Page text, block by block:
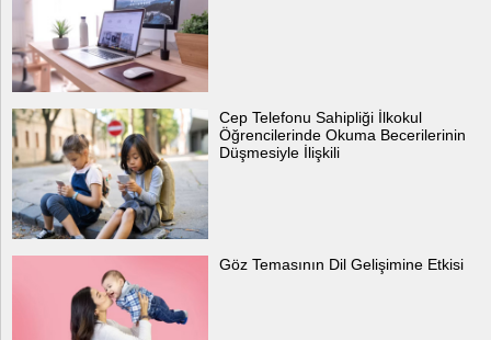
Cep Telefonu Sahipliği İlkokul
Öğrencilerinde Okuma Becerilerinin
Düşmesiyle İlişkili
Göz Temasının Dil Gelişimine Etkisi